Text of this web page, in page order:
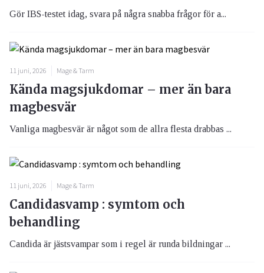
Gör IBS-testet idag, svara på några snabba frågor för a...
11 juni, 2026 Mage & Tarm
Kända magsjukdomar – mer än bara
magbesvär
Vanliga magbesvär är något som de allra flesta drabbas ...
11 juni, 2026 Mage & Tarm
Candidasvamp : symtom och
behandling
Candida är jästsvampar som i regel är runda bildningar ...